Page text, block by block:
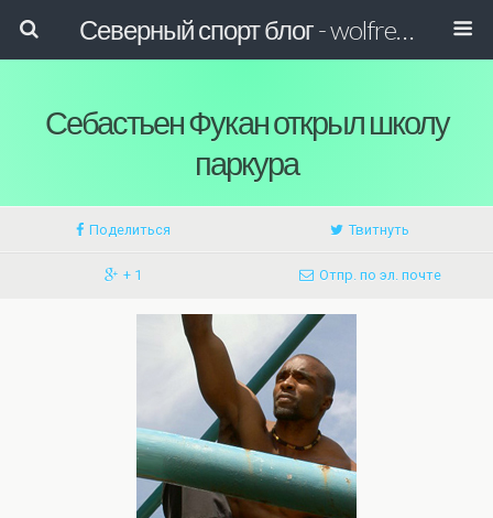
Северный спорт блог - wolfreactor
Себастьен Фукан открыл школу
паркура
Поделиться Твитнуть
+ 1 Отпр. по эл. почте